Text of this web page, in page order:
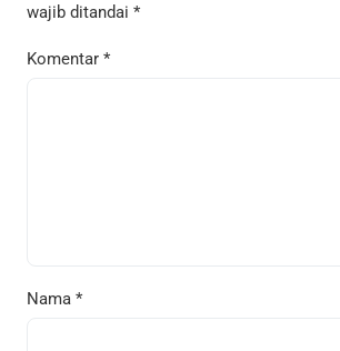
wajib ditandai *
Komentar *
Nama *